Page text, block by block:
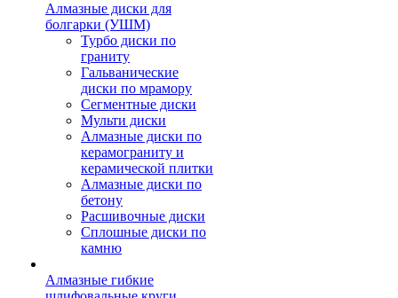
Алмазные диски для
болгарки (УШМ)
Турбо диски по
граниту
Гальванические
диски по мрамору
Сегментные диски
Мульти диски
Алмазные диски по
керамограниту и
керамической плитки
Алмазные диски по
бетону
Расшивочные диски
Сплошные диски по
камню
Алмазные гибкие